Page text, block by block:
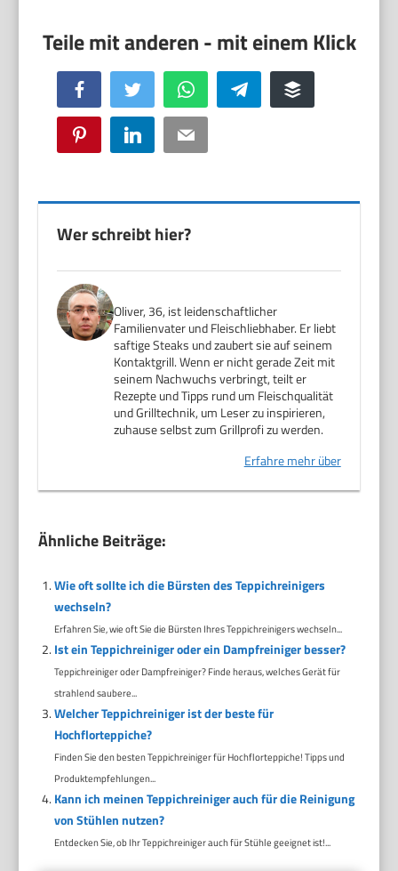
Facebook Twitter WhatsApp Telegram Buffer
Pinterest LinkedIn Email
Wer schreibt hier?
Oliver, 36, ist leidenschaftlicher
Familienvater und Fleischliebhaber. Er liebt
saftige Steaks und zaubert sie auf seinem
Kontaktgrill. Wenn er nicht gerade Zeit mit
seinem Nachwuchs verbringt, teilt er
Rezepte und Tipps rund um Fleischqualität
und Grilltechnik, um Leser zu inspirieren,
zuhause selbst zum Grillprofi zu werden.
Erfahre mehr über
Ähnliche Beiträge:
Wie oft sollte ich die Bürsten des Teppichreinigers
wechseln?
Erfahren Sie, wie oft Sie die Bürsten Ihres Teppichreinigers wechseln...
Ist ein Teppichreiniger oder ein Dampfreiniger besser?
Teppichreiniger oder Dampfreiniger? Finde heraus, welches Gerät für
strahlend saubere...
Welcher Teppichreiniger ist der beste für
Hochflorteppiche?
Finden Sie den besten Teppichreiniger für Hochflorteppiche! Tipps und
Produktempfehlungen...
Kann ich meinen Teppichreiniger auch für die Reinigung
von Stühlen nutzen?
Entdecken Sie, ob Ihr Teppichreiniger auch für Stühle geeignet ist!...